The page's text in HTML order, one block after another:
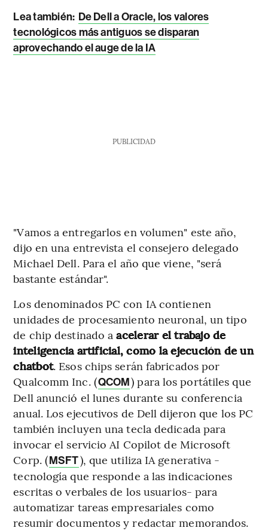
Lea también: De Dell a Oracle, los valores
tecnológicos más antiguos se disparan
aprovechando el auge de la IA
PUBLICIDAD
"Vamos a entregarlos en volumen" este año,
dijo en una entrevista el consejero delegado
Michael Dell. Para el año que viene, "será
bastante estándar".
Los denominados PC con IA contienen
unidades de procesamiento neuronal, un tipo
de chip destinado aacelerar el trabajo de
inteligencia artificial, como la ejecución de un
chatbot. Esos chips serán fabricados por
Qualcomm Inc. (QCOM) para los portátiles que
Dell anunció el lunes durante su conferencia
anual. Los ejecutivos de Dell dijeron que los PC
también incluyen una tecla dedicada para
invocar el servicio AI Copilot de Microsoft
Corp. (MSFT), que utiliza IA generativa -
tecnología que responde a las indicaciones
escritas o verbales de los usuarios- para
automatizar tareas empresariales como
resumir documentos y redactar memorandos.